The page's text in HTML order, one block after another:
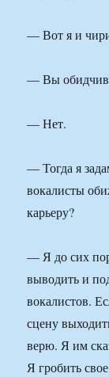
— Вот я и
— Вы
— Нет.
— Тогда я
вокалисты
карьеру?
— Я до сих
выводить и
вокалистов.
сцену
верю. Я им
Я гробить